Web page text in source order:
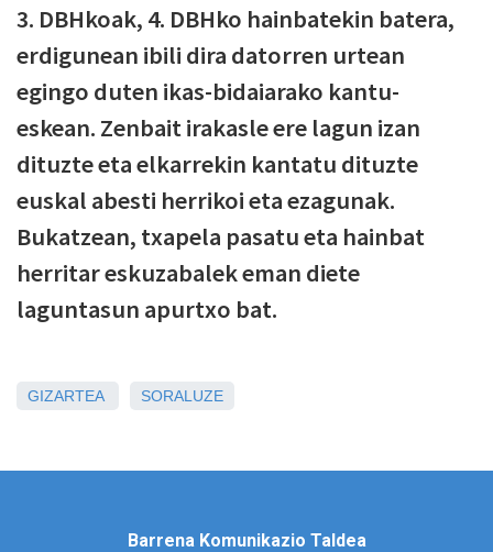
3. DBHkoak, 4. DBHko hainbatekin batera,
erdigunean ibili dira datorren urtean
egingo duten ikas-bidaiarako kantu-
eskean. Zenbait irakasle ere lagun izan
dituzte eta elkarrekin kantatu dituzte
euskal abesti herrikoi eta ezagunak.
Bukatzean, txapela pasatu eta hainbat
herritar eskuzabalek eman diete
laguntasun apurtxo bat.
GIZARTEA SORALUZE
Barrena Komunikazio Taldea